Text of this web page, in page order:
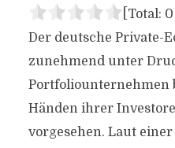
[Total: 0
Der deutsche Private-
zunehmend unter
Portfoliounternehmen
Händen ihrer
vorgesehen. Laut